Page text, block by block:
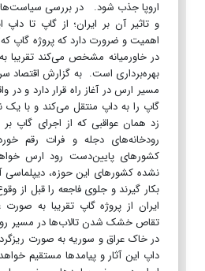
اروپا جذب شود. در بررسی سیاست‌های
و تاثیر آن بر ایران؛ از گاپ تا
اهمیت و ضرورت دارد که پروژه گاپ
در خاورمیانه مشخص می‌کند تقریبا
بهره‌برداری است. به گزارش اقتصاد
مسیر ارس در آغاز راه قرار دارد و در
گاپ را به داپ منتقل می‌کند و با
زد همان عواقبی که از اجرای گاپ
رودخانه‌های دجله و فرات رقم
کشورهای پایین‌دست رود ارس
نشده کشورهای این حوزه، دیپلماسی
بکار گیرند و جلوی فاجعه را قبل از
ایران از پروژه گاپ تقریبا به
تقاص خشک شدن تالاب‌ها در مسیر
در خاک عراق و سوریه به صورت
داپ این آثار و پیامدها مستقیم